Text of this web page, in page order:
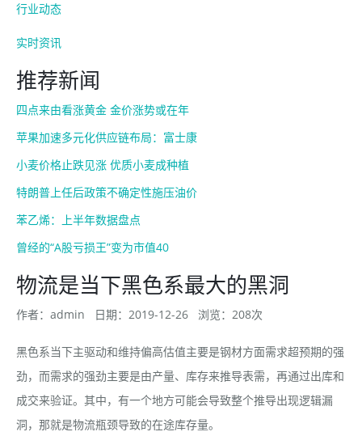
关于我们
行业动态
实时资讯
推荐新闻
四点来由看涨黄金 金价涨势或在年
苹果加速多元化供应链布局：富士康
小麦价格止跌见涨 优质小麦成种植
特朗普上任后政策不确定性施压油价
苯乙烯：上半年数据盘点
曾经的“A股亏损王”变为市值40
物流是当下黑色系最大的黑洞
作者：admin 日期：2019-12-26 浏览：208次
黑色系当下主驱动和维持偏高估值主要是钢材方面需求超预期的强
劲，而需求的强劲主要是由产量、库存来推导表需，再通过出库和
成交来验证。其中，有一个地方可能会导致整个推导出现逻辑漏
洞，那就是物流瓶颈导致的在途库存量。